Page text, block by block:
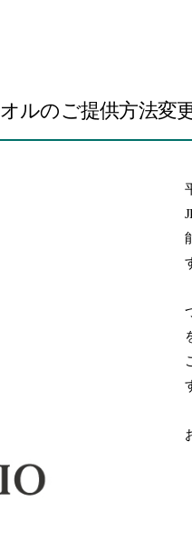
ルのご提供方法変